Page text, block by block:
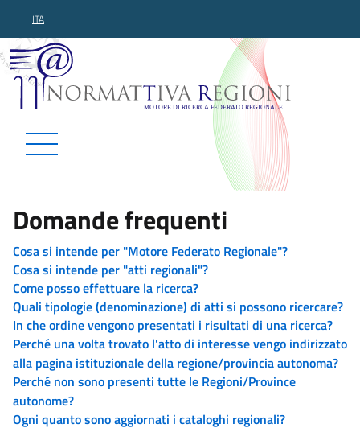
ITA
Normattiva Regioni -
Domande frequenti
Cosa si intende per "Motore Federato Regionale"?
Cosa si intende per "atti regionali"?
Come posso effettuare la ricerca?
Quali tipologie (denominazione) di atti si possono ricercare?
In che ordine vengono presentati i risultati di una ricerca?
Perché una volta trovato l'atto di interesse vengo indirizzato
alla pagina istituzionale della regione/provincia autonoma?
Perché non sono presenti tutte le Regioni/Province
autonome?
Ogni quanto sono aggiornati i cataloghi regionali?